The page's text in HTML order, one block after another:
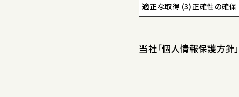
適正な取得 (3)正確性の確保
心の注意を払って取扱ってまい
弊社が保有する個
適正な取得 (3)正確性の確保
当社「個人情報保護方針